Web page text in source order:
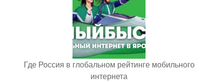
Где Россия в глобальном рейтинге мобильного
интернета